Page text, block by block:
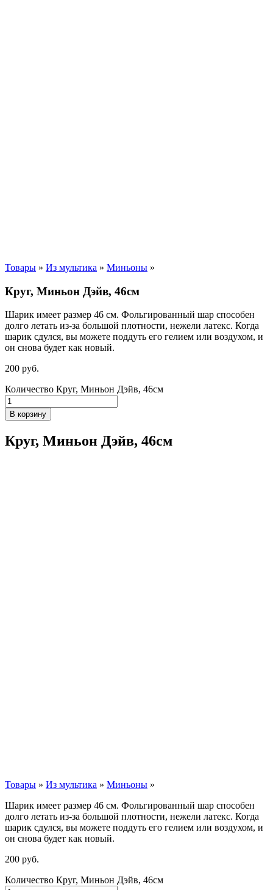
Товары » Из мультика » Миньоны »
Круг, Миньон Дэйв, 46см
Шарик имеет размер 46 см. Фольгированный шар способен
долго летать из-за большой плотности, нежели латекс. Когда
шарик сдулся, вы можете поддуть его гелием или воздухом, и
он снова будет как новый.
200 руб.
Количество Круг, Миньон Дэйв, 46см
В корзину
Круг, Миньон Дэйв, 46см
Товары » Из мультика » Миньоны »
Шарик имеет размер 46 см. Фольгированный шар способен
долго летать из-за большой плотности, нежели латекс. Когда
шарик сдулся, вы можете поддуть его гелием или воздухом, и
он снова будет как новый.
200 руб.
Количество Круг, Миньон Дэйв, 46см